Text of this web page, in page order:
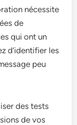
nécessite
de
qui ont un
d’identifier les
peu
des tests
de vos